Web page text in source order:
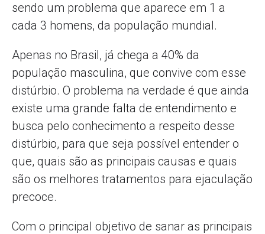
sendo um problema que aparece em 1 a
cada 3 homens, da população mundial.
Apenas no Brasil, já chega a 40% da
população masculina, que convive com esse
distúrbio. O problema na verdade é que ainda
existe uma grande falta de entendimento e
busca pelo conhecimento a respeito desse
distúrbio, para que seja possível entender o
que, quais são as principais causas e quais
são os melhores tratamentos para ejaculação
precoce.
Com o principal objetivo de sanar as principais